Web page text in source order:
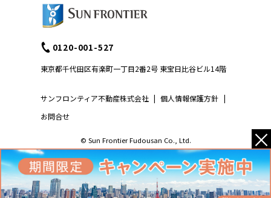
サンフロンティア不動産株式会社 | 個人情報保護方針 |
お問合せ
0120-001-527
東京都千代田区有楽町一丁目2番2号 東宝日比谷ビル14階
© Sun Frontier Fudousan Co., Ltd. ×